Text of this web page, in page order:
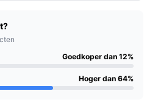
huisdieren, en iedereen die
stofzuiger zoekt. Deze
iedereen die waarde hecht
zonder gedoe.
Goedkoper dan 12%
Hoger dan 64%